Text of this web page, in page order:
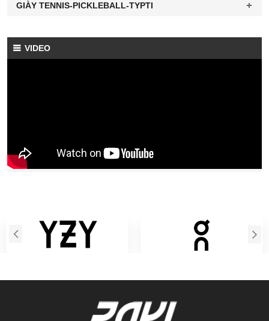
GIÀY TENNIS-PICKLEBALL-TYPTI
VIDEO